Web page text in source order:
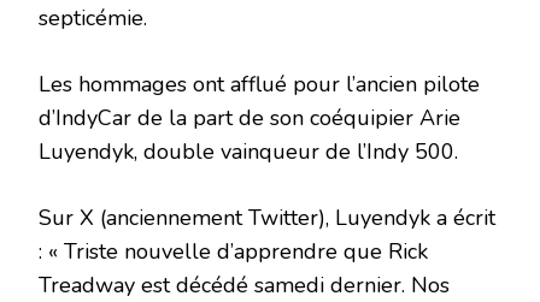
septicémie.
Les hommages ont afflué pour l’ancien pilote
d’IndyCar de la part de son coéquipier Arie
Luyendyk, double vainqueur de l’Indy 500.
Sur X (anciennement Twitter), Luyendyk a écrit
: « Triste nouvelle d’apprendre que Rick
Treadway est décédé samedi dernier. Nos